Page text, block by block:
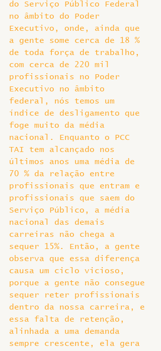
do Serviço Público Federal
no âmbito do Poder
Executivo, onde, ainda que
a gente some cerca de 18 %
de toda força de trabalho,
com cerca de 220 mil
profissionais no Poder
Executivo no âmbito
federal, nós temos um
índice de desligamento que
foge muito da média
nacional. Enquanto o PCC
TAI tem alcançado nos
últimos anos uma média de
70 % da relação entre
profissionais que entram e
profissionais que saem do
Serviço Público, a média
nacional das demais
carreiras não chega a
sequer 15%. Então, a gente
observa que essa diferença
causa um ciclo vicioso,
porque a gente não consegue
sequer reter profissionais
dentro da nossa carreira, e
essa falta de retenção,
alinhada a uma demanda
sempre crescente, ela gera